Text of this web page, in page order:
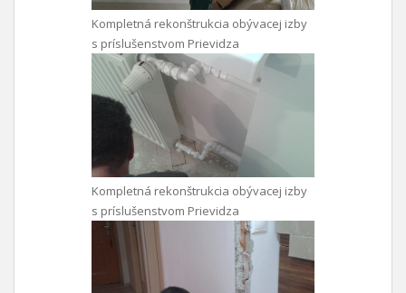
Kompletná rekonštrukcia obývacej izby
s príslušenstvom Prievidza
Kompletná rekonštrukcia obývacej izby
s príslušenstvom Prievidza